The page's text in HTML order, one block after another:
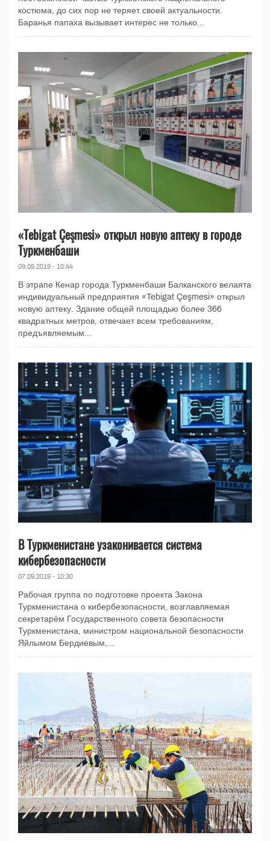
костюма, до сих пор не теряет своей актуальности.
Баранья папаха вызывает интерес не только...
«Tebigat Çeşmesi» открыл новую аптеку в городе
Туркменбаши
09.09.2019 - 10:44
В этрапе Кенар города Туркменбаши Балканского велаята
индивидуальный предприятия «Tebigat Çeşmesi» открыл
новую аптеку. Здание общей площадью более 366
квадратных метров, отвечает всем требованиям,
предъявляемым...
В Туркменистане узаконивается система
кибербезопасности
07.09.2019 - 10:30
Рабочая группа по подготовке проекта Закона
Туркменистана о кибербезопасности, возглавляемая
секретарём Государственного совета безопасности
Туркменистана, министром национальной безопасности
Яйлымом Бердиевым,...